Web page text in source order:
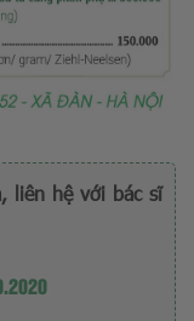
liên hệ với bác sĩ